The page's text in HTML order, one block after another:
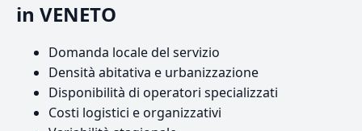
in VENETO
Domanda locale del servizio
Densità abitativa e urbanizzazione
Disponibilità di operatori specializzati
Costi logistici e organizzativi